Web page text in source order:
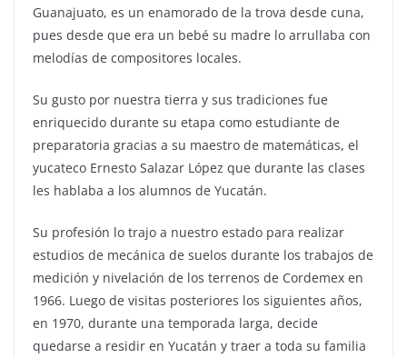
Guanajuato, es un enamorado de la trova desde cuna,
pues desde que era un bebé su madre lo arrullaba con
melodías de compositores locales.
Su gusto por nuestra tierra y sus tradiciones fue
enriquecido durante su etapa como estudiante de
preparatoria gracias a su maestro de matemáticas, el
yucateco Ernesto Salazar López que durante las clases
les hablaba a los alumnos de Yucatán.
Su profesión lo trajo a nuestro estado para realizar
estudios de mecánica de suelos durante los trabajos de
medición y nivelación de los terrenos de Cordemex en
1966. Luego de visitas posteriores los siguientes años,
en 1970, durante una temporada larga, decide
quedarse a residir en Yucatán y traer a toda su familia